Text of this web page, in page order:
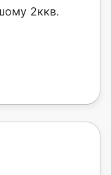
2ккв.